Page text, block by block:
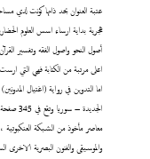
هجرية بداية ارساء اسس العلوم
أصول النحو واصول الفقه وتفسير
اعلى مرتبة من الكتابة فهي التي ارست
والموسيقى والفنون البصرية الاخرى